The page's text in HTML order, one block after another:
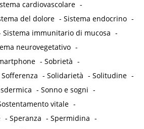
cardiovascolare -
del dolore -Sistema endocrino -
Sistema immunitario di mucosa -
neurovegetativo -
-Sobrietà -
Sofferenza -Solidarietà -Solitudine -
-Sonno e sogni -
vitale -
-Speranza -Spermidina -